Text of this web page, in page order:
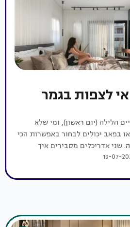
לצפות בגמר
2026 יתקיים הלילה (יום ראשון), ומי שלא
בפאב יכולים לבחור באפשרות הכי
שני אדריכלים מסבירים איך
ולמה דווקא בלילה של19-07-